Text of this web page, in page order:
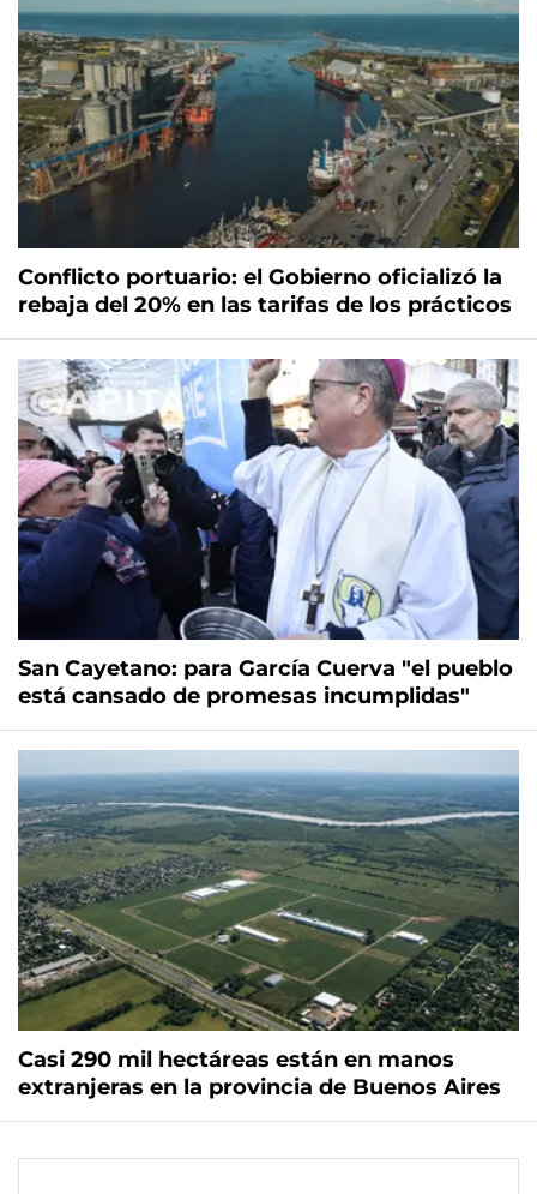
Conflicto portuario: el Gobierno oficializó la
rebaja del 20% en las tarifas de los prácticos
San Cayetano: para García Cuerva "el pueblo
está cansado de promesas incumplidas"
Casi 290 mil hectáreas están en manos
extranjeras en la provincia de Buenos Aires